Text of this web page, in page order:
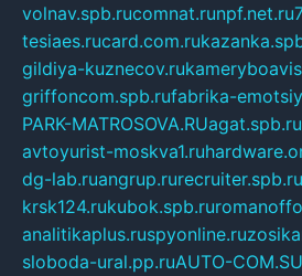
volnav.spb.rucomnat.runpf.net.ru
tesiaes.rucard.com.ru
gildiya-kuznecov.ru
griffoncom.spb.rufabrika-
PARK-MATROSOVA.RUagat.spb.ru
avtoyurist-moskva1.ru
dg-lab.ruangrup.rurecruiter.spb.ru
krsk124.rukubok.spb.ru
analitikaplus.ruspyonline.ru
sloboda-ural.pp.ruAUTO-COM.SU